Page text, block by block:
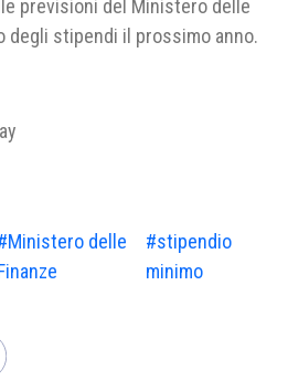
previsioni del Ministero delle
degli stipendi il prossimo anno.
delle
#stipendio
minimo